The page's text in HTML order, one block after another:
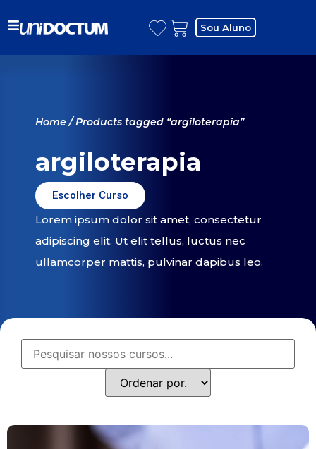
Sou Aluno
Home/ Products tagged “argiloterapia”
argiloterapia
Escolher Curso
Lorem ipsum dolor sit amet, consectetur
adipiscing elit. Ut elit tellus, luctus nec
ullamcorper mattis, pulvinar dapibus leo.